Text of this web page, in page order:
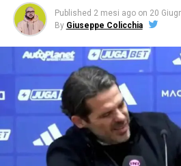
Published 2 mesi ago on 20
By Giuseppe Colicchia